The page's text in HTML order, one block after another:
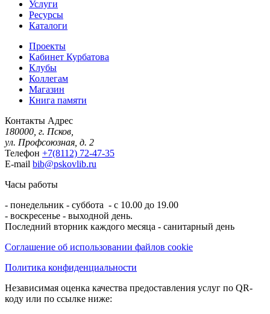
Услуги
Ресурсы
Каталоги
Проекты
Кабинет Курбатова
Клубы
Коллегам
Магазин
Книга памяти
Контакты Адрес
180000, г. Псков,
ул. Профсоюзная, д. 2
Телефон +7(8112) 72-47-35
E-mail bib@pskovlib.ru
Часы работы
- понедельник - суббота - с 10.00 до 19.00
- воскресенье - выходной день.
Последний вторник каждого месяца - санитарный день
Соглашение об использовании файлов cookie
Политика конфиденциальности
Независимая оценка качества предоставления услуг по QR-
коду или по ссылке ниже: